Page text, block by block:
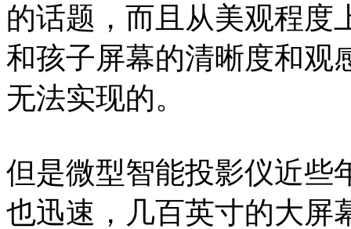
的话题，而且从美观程度
和孩子屏幕的清晰度和观
无法实现的。
但是微型智能投影仪近些
也迅速，几百英寸的大屏